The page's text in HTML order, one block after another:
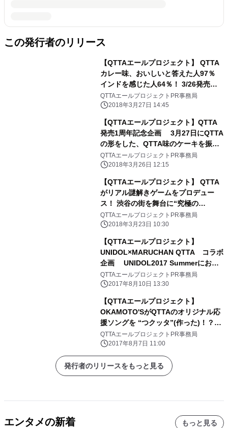
この発行者のリリース
【QTTAエールプロジェクト】 QTTA
カレー味、おいしいと答えた人97％
インドを感じた人64％！ 3/26発売の
QTTAカレー味の試食結果！
QTTAエールプロジェクトPR事務局
2018年3月27日 14:45
【QTTAエールプロジェクト】QTTA
発売1周年記念企画 3月27日にQTTA
の形をした、QTTA味のケーキを振舞
います！
QTTAエールプロジェクトPR事務局
2018年3月26日 12:15
【QTTAエールプロジェクト】 QTTA
がリアル謎解きゲームをプロデュー
ス！ 渋谷の街を舞台に“究極の
QTTA”を作り出せ！ 「＃
QTTAshibuya」でリアル謎解きゲー
QTTAエールプロジェクトPR事務局
2018年3月23日 10:30
【QTTAエールプロジェクト】
UNIDOL×MARUCHAN QTTA コラボ
企画 UNIDOL2017 Summerにおけ
る QTTA賞の栄冠はどのグループ
に！？ UNIDOLのオリジナルダンス動
OKAMOTO'Sプロデュースの QTTAテ
ーマソング「セーのでエールを」
QTTAエールプロジェクトPR事務局
2017年8月10日 13:30
【QTTAエールプロジェクト】
OKAMOTO'SがQTTAのオリジナル応
援ソングを “つクッタ”(作った)！？
QTTAのテーマソング「セーのでエー
ルを」を公開！ OKAMOTO'Sと
MARUCHAN QTTAが タッグを組みす
べての若手にエールを送る
QTTAエールプロジェクトPR事務局
2017年8月7日 11:00
発行者のリリースをもっと見る
エンタメの新着 もっと見る